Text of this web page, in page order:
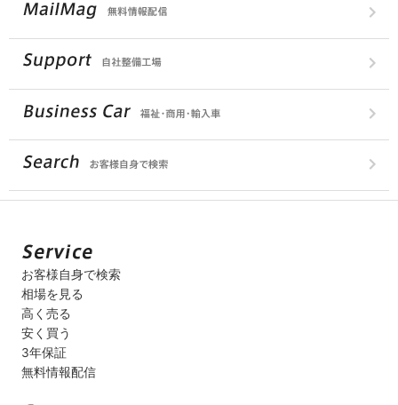
お客様自身で検索
相場を見る
高く売る
安く買う
3年保証
無料情報配信